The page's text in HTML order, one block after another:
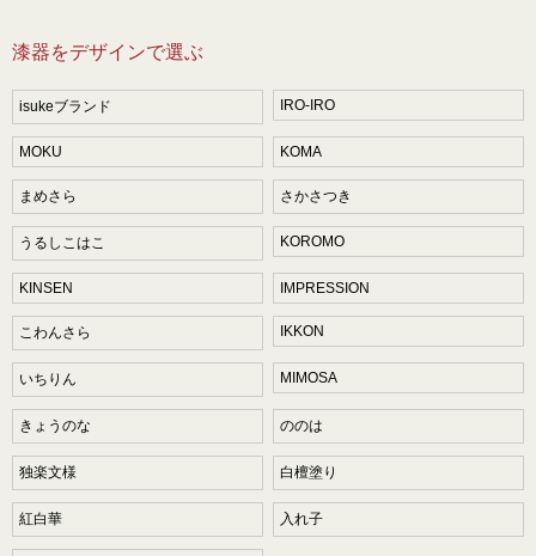
漆器をデザインで選ぶ
isukeブランド IRO-IRO
MOKU KOMA
まめさら さかさつき
うるしこはこ KOROMO
KINSEN IMPRESSION
こわんさら IKKON
いちりん MIMOSA
きょうのな ののは
独楽文様 白檀塗り
紅白華 入れ子